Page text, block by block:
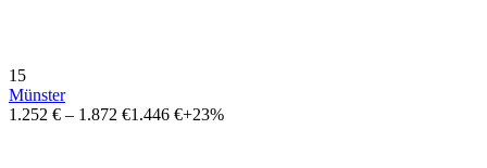
15
Münster
1.252 € – 1.872 €1.446 €+23%